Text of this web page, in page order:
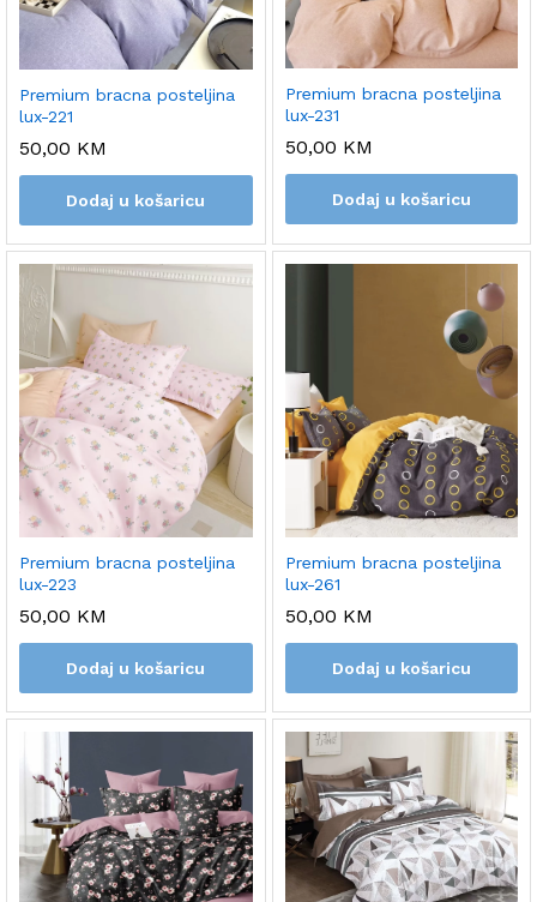
Premium bracna posteljina
lux-221
50,00 KM
Dodaj u košaricu
Premium bracna posteljina
lux-231
50,00 KM
Dodaj u košaricu
Premium bracna posteljina
lux-223
50,00 KM
Dodaj u košaricu
Premium bracna posteljina
lux-261
50,00 KM
Dodaj u košaricu